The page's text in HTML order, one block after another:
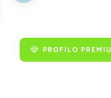
PROFILO